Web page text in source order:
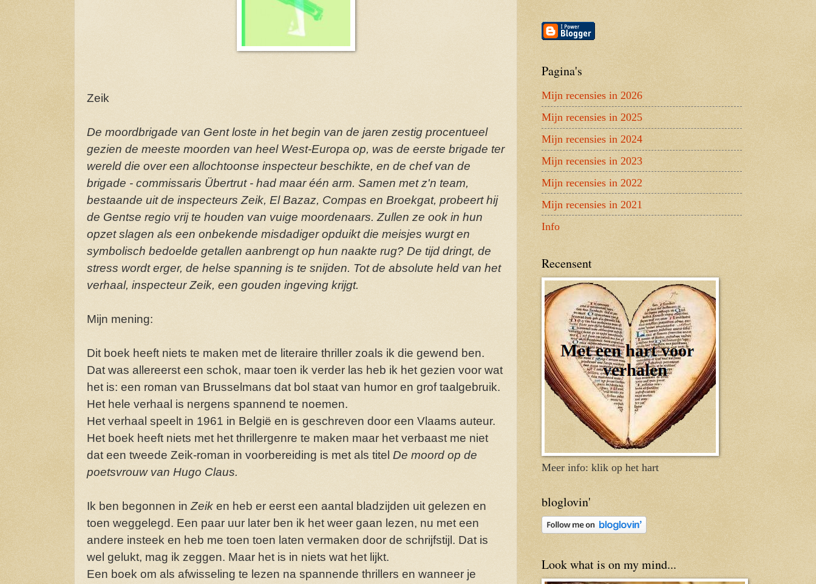
Zeik
De moordbrigade van Gent loste in het begin van de jaren zestig procentueel
gezien de meeste moorden van heel West-Europa op, was de eerste brigade ter
wereld die over een allochtoonse inspecteur beschikte, en de chef van de
brigade - commissaris Übertrut - had maar één arm. Samen met z'n team,
bestaande uit de inspecteurs Zeik, El Bazaz, Compas en Broekgat, probeert hij
de Gentse regio vrij te houden van vuige moordenaars. Zullen ze ook in hun
opzet slagen als een onbekende misdadiger opduikt die meisjes wurgt en
symbolisch bedoelde getallen aanbrengt op hun naakte rug? De tijd dringt, de
stress wordt erger, de helse spanning is te snijden. Tot de absolute held van het
verhaal, inspecteur Zeik, een gouden ingeving krijgt.
Mijn mening:
Dit boek heeft niets te maken met de literaire thriller zoals ik die gewend ben.
Dat was allereerst een schok, maar toen ik verder las heb ik het gezien voor wat
het is: een roman van Brusselmans dat bol staat van humor en grof taalgebruik.
Het hele verhaal is nergens spannend te noemen.
Het verhaal speelt in 1961 in België en is geschreven door een Vlaams auteur.
Het boek heeft niets met het thrillergenre te maken maar het verbaast me niet
dat een tweede Zeik-roman in voorbereiding is met als titel De moord op de
poetsvrouw van Hugo Claus.
Ik ben begonnen inZeik en heb er eerst een aantal bladzijden uit gelezen en
toen weggelegd. Een paar uur later ben ik het weer gaan lezen, nu met een
andere insteek en heb me toen toen laten vermaken door de schrijfstijl. Dat is
wel gelukt, mag ik zeggen. Maar het is in niets wat het lijkt.
Een boek om als afwisseling te lezen na spannende thrillers en wanneer je
Pagina's
Mijn recensies in 2026
Mijn recensies in 2025
Mijn recensies in 2024
Mijn recensies in 2023
Mijn recensies in 2022
Mijn recensies in 2021
Info
Recensent
Meer info: klik op het hart
bloglovin'
Look what is on my mind...